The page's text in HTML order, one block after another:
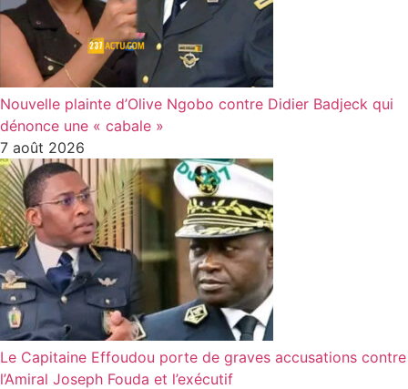
Nouvelle plainte d’Olive Ngobo contre Didier Badjeck qui
dénonce une « cabale »
7 août 2026
Le Capitaine Effoudou porte de graves accusations contre
l’Amiral Joseph Fouda et l’exécutif